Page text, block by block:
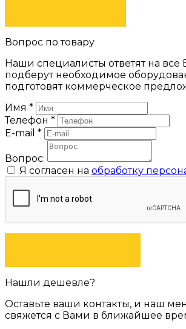
Вопрос по товару
Наши специалисты ответят на
подберут необходимое
подготовят коммерческое
Имя *
Телефон *
E-mail *
Вопрос:
Я согласен на обработку
Нашли дешевле?
Оставьте ваши контакты, и наш
свяжется с Вами в ближайшее